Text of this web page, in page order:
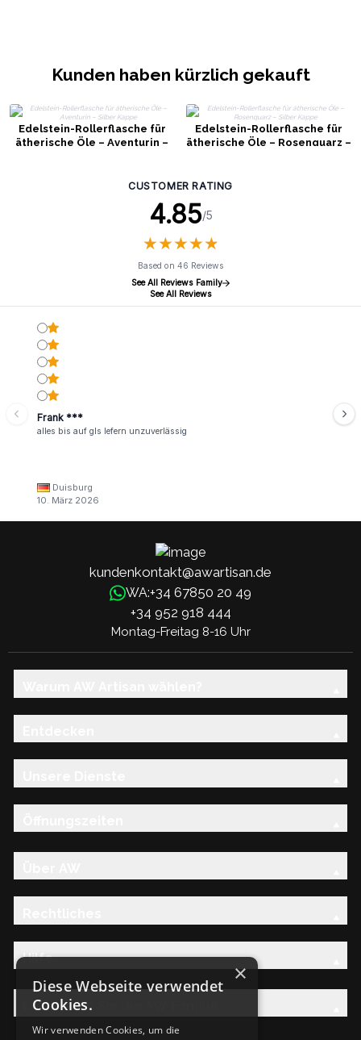
Kunden haben kürzlich gekauft
Edelstein-Rollerflasche für
ätherische Öle – Aventurin –
Edelstein-Rollerflasche für
ätherische Öle – Rosenquarz –
CUSTOMER RATING
4.85/5
★★★★★
★★★★★
Based on 46 Reviews
See All Reviews Family
See All Reviews
Frank ***
alles bis auf gls lefern unzuverlässig
Duisburg
10. März 2026
kundenkontakt@awartisan.de
WA:+34 67850 20 49
+34 952 918 444
Montag-Freitag 8-16 Uhr
Hilfe
Entdecken Sie die AW-Familie
×
Diese Webseite verwendet
Cookies.
Wir verwenden Cookies, um die